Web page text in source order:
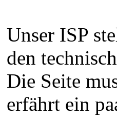
Unser ISP
den
Die Seite
erfährt ein